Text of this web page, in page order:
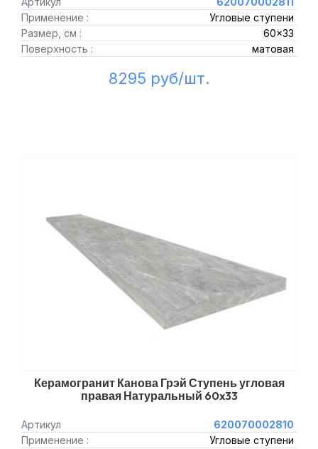
Применение :
Угловые ступени
Размер, см :
60x33
Поверхность :
матовая
8295 руб/шт.
Керамогранит Канова Грэй Ступень угловая
правая Натуральный 60x33
Артикул
620070002810
Применение :
Угловые ступени